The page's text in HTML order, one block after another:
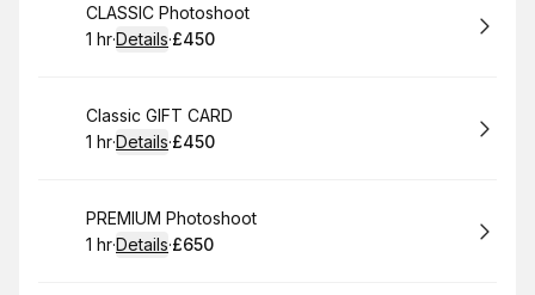
Book
CLASSIC Photoshoot
. Duration:
1 hr·Details·
.Price
£450
Book
Classic GIFT CARD
. Duration:
1 hr·Details·
.Price
£450
Book
PREMIUM Photoshoot
. Duration:
1 hr·Details·
.Price
£650